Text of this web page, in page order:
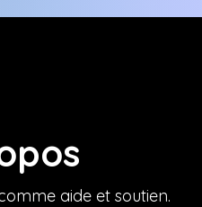
aide et soutien.